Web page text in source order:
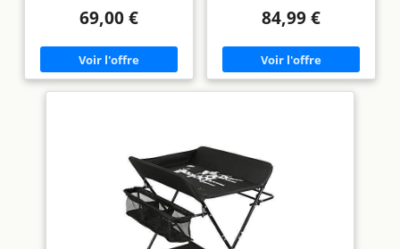
Déplacement facile et flexible
les petites chambres Design
blanc intemporel – Adapté aux
chambres bébé
69,00 €
Deux rangements à portée de
vêtements et produits de soin,
tout en les gardant accessibles
Solide et sécurisée, cette table
à langer garantit une stabilité
la chambre ou la salle de bain
par exemple Dimensions
globales : L. 68 x l. 56.5 x H.
97.5 cm - Compatible avec un
matelas à langer L. 66 x l. 50 cm
84,99 €